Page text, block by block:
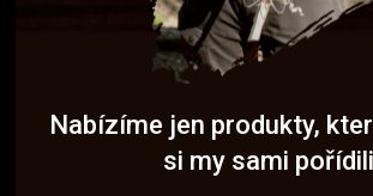
Nabízíme jen produkty,
si my sami pořídili